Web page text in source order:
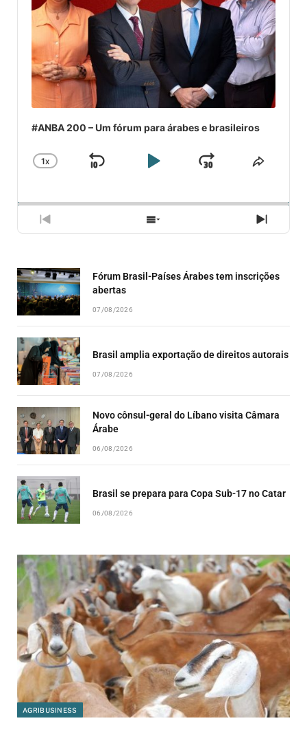
#ANBA 200 – Um fórum para árabes e brasileiros
CHANGE
1X
SKIP
PLAYJUMP
PREVIOUS
EPISODE
SHOW
EPISODES
NEXT
Fórum Brasil-Países Árabes tem inscrições
abertas
07/08/2026
Brasil amplia exportação de direitos autorais
07/08/2026
Novo cônsul-geral do Líbano visita Câmara
Árabe
06/08/2026
Brasil se prepara para Copa Sub-17 no Catar
06/08/2026
AGRIBUSINESS